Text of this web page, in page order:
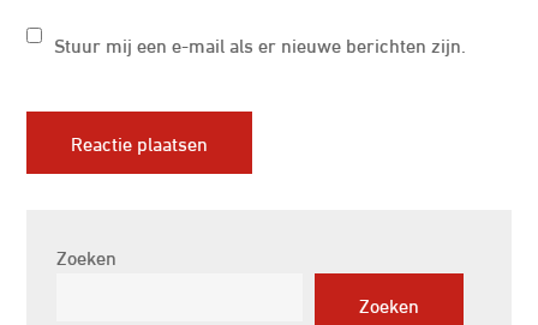
Stuur mij een e-mail als er nieuwe berichten zijn.
Zoeken
Zoeken